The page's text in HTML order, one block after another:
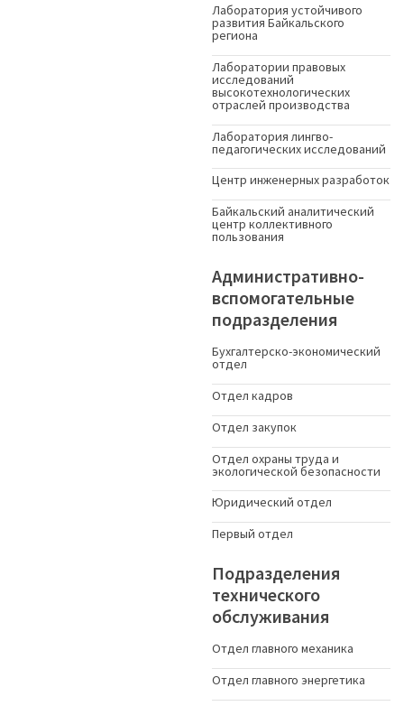
Лаборатория устойчивого
развития Байкальского
региона
Лаборатории правовых
исследований
высокотехнологических
отраслей производства
Лаборатория лингво-
педагогических исследований
Центр инженерных разработок
Байкальский аналитический
центр коллективного
пользования
Административно-
вспомогательные
подразделения
Бухгалтерско-экономический
отдел
Отдел кадров
Отдел закупок
Отдел охраны труда и
экологической безопасности
Юридический отдел
Первый отдел
Подразделения
технического
обслуживания
Отдел главного механика
Отдел главного энергетика